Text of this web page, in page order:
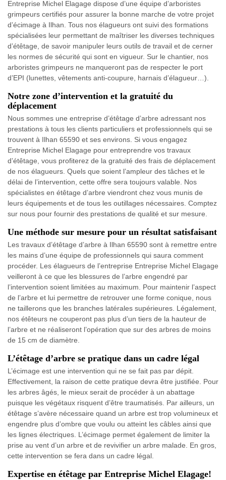
Entreprise Michel Elagage dispose d’une équipe d’arboristes
grimpeurs certifiés pour assurer la bonne marche de votre projet
d’écimage à Ilhan. Tous nos élagueurs ont suivi des formations
spécialisées leur permettant de maîtriser les diverses techniques
d’étêtage, de savoir manipuler leurs outils de travail et de cerner
les normes de sécurité qui sont en vigueur. Sur le chantier, nos
arboristes grimpeurs ne manqueront pas de respecter le port
d’EPI (lunettes, vêtements anti-coupure, harnais d’élagueur…).
Notre zone d’intervention et la gratuité du
déplacement
Nous sommes une entreprise d’étêtage d’arbre adressant nos
prestations à tous les clients particuliers et professionnels qui se
trouvent à Ilhan 65590 et ses environs. Si vous engagez
Entreprise Michel Elagage pour entreprendre vos travaux
d’étêtage, vous profiterez de la gratuité des frais de déplacement
de nos élagueurs. Quels que soient l’ampleur des tâches et le
délai de l’intervention, cette offre sera toujours valable. Nos
spécialistes en étêtage d’arbre viendront chez vous munis de
leurs équipements et de tous les outillages nécessaires. Comptez
sur nous pour fournir des prestations de qualité et sur mesure.
Une méthode sur mesure pour un résultat satisfaisant
Les travaux d’étêtage d’arbre à Ilhan 65590 sont à remettre entre
les mains d’une équipe de professionnels qui saura comment
procéder. Les élagueurs de l’entreprise Entreprise Michel Elagage
veilleront à ce que les blessures de l’arbre engendré par
l’intervention soient limitées au maximum. Pour maintenir l’aspect
de l’arbre et lui permettre de retrouver une forme conique, nous
ne taillerons que les branches latérales supérieures. Légalement,
nos étêteurs ne couperont pas plus d’un tiers de la hauteur de
l’arbre et ne réaliseront l’opération que sur des arbres de moins
de 15 cm de diamètre.
L’étêtage d’arbre se pratique dans un cadre légal
L’écimage est une intervention qui ne se fait pas par dépit.
Effectivement, la raison de cette pratique devra être justifiée. Pour
les arbres âgés, le mieux serait de procéder à un abattage
puisque les végétaux risquent d’être traumatisés. Par ailleurs, un
étêtage s’avère nécessaire quand un arbre est trop volumineux et
engendre plus d’ombre que voulu ou atteint les câbles ainsi que
les lignes électriques. L’écimage permet également de limiter la
prise au vent d’un arbre et de revivifier un arbre malade. En gros,
cette intervention se fera dans un cadre légal.
Expertise en étêtage par Entreprise Michel Elagage!